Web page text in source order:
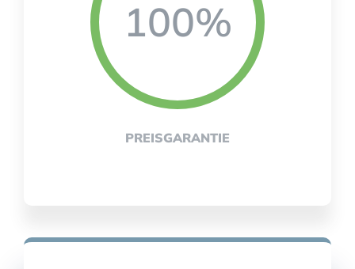
100%
PREISGARANTIE